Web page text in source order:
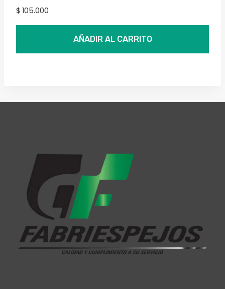
$ 105.000
AÑADIR AL CARRITO